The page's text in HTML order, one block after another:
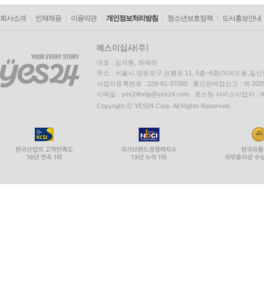
회사소개 인재채용 이용약관 개인정보처리방침 청소년보호정책 도서홍보안내
대표 : 김석환, 최세라
주소 : 서울시 영등포구 은행로 11, 5층~6층(여의도동,일신
사업자등록번호 : 229-81-37000 통신판매업신고 : 제
이메일 : yes24help@yes24.com 호스팅 서비스사업자 :
Copyright ⓒ YES24 Corp. All Rights Reserved.